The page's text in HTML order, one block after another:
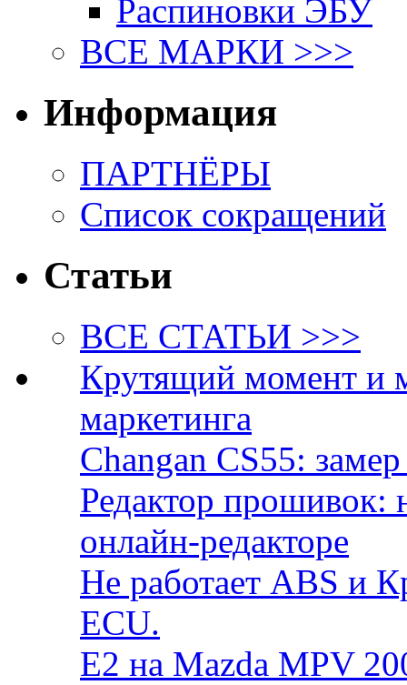
Распиновки ЭБУ
ВСЕ МАРКИ >>>
Информация
ПАРТНЁРЫ
Список сокращений
Статьи
ВСЕ СТАТЬИ >>>
Крутящий момент и
маркетинга
Changan CS55:
Редактор прошивок:
онлайн-редакторе
Не работает ABS и
ECU.
E2 на Mazda MPV